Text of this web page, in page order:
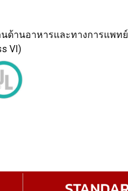
ด้านอาหารและทางการแพทย์
VI)